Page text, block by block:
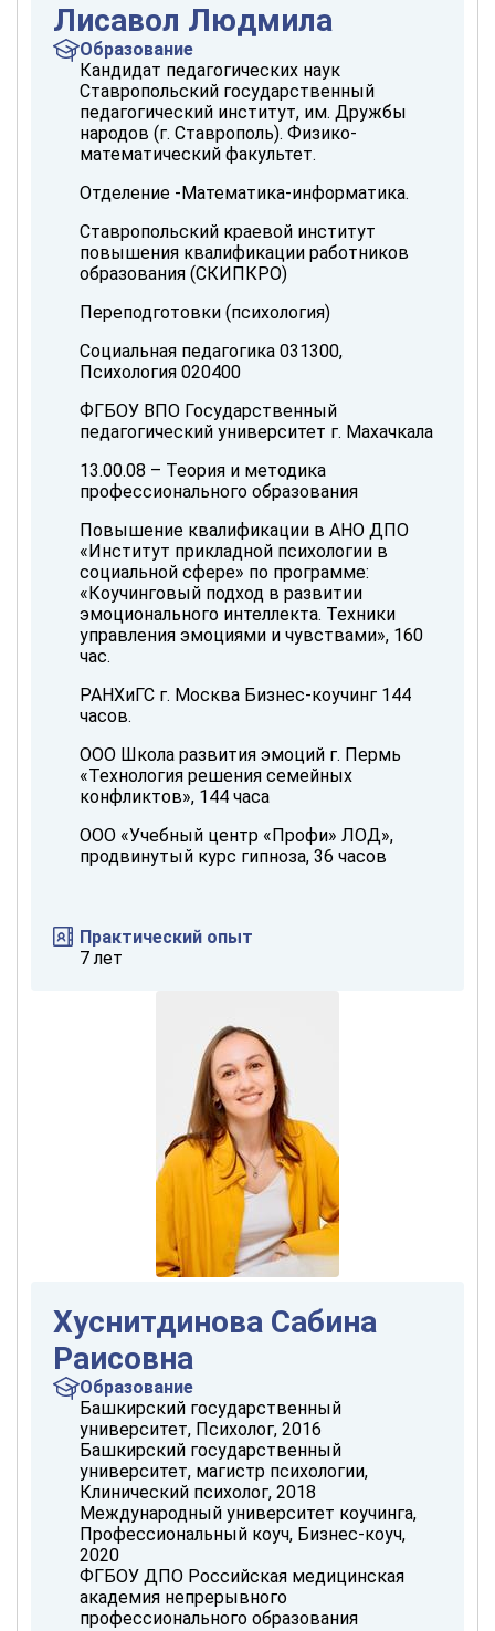
Лисавол Людмила
Образование
Кандидат педагогических наук
Ставропольский государственный
педагогический институт, им. Дружбы
народов (г. Ставрополь). Физико-
математический факультет.
Отделение -Математика-информатика.
Ставропольский краевой институт
повышения квалификации работников
образования (СКИПКРО)
Переподготовки (психология)
Социальная педагогика 031300,
Психология 020400
ФГБОУ ВПО Государственный
педагогический университет г. Махачкала
13.00.08 – Теория и методика
профессионального образования
Повышение квалификации в АНО ДПО
«Институт прикладной психологии в
социальной сфере» по программе:
«Коучинговый подход в развитии
эмоционального интеллекта. Техники
управления эмоциями и чувствами», 160
час.
РАНХиГС г. Москва Бизнес-коучинг 144
часов.
ООО Школа развития эмоций г. Пермь
«Технология решения семейных
конфликтов», 144 часа
ООО «Учебный центр «Профи» ЛОД»,
продвинутый курс гипноза, 36 часов
Практический опыт
7 лет
Хуснитдинова Сабина
Раисовна
Образование
Башкирский государственный
университет, Психолог, 2016
Башкирский государственный
университет, магистр психологии,
Клинический психолог, 2018
Международный университет коучинга,
Профессиональный коуч, Бизнес-коуч,
2020
ФГБОУ ДПО Российская медицинская
академия непрерывного
профессионального образования